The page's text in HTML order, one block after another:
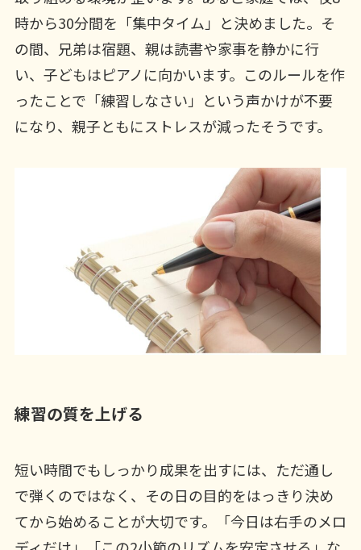
時から30分間を「集中タイム」と決めました。そ
の間、兄弟は宿題、親は読書や家事を静かに行
い、子どもはピアノに向かいます。このルールを作
ったことで「練習しなさい」という声かけが不要
になり、親子ともにストレスが減ったそうです。
練習の質を上げる
短い時間でもしっかり成果を出すには、ただ通し
で弾くのではなく、その日の目的をはっきり決め
てから始めることが大切です。「今日は右手のメロ